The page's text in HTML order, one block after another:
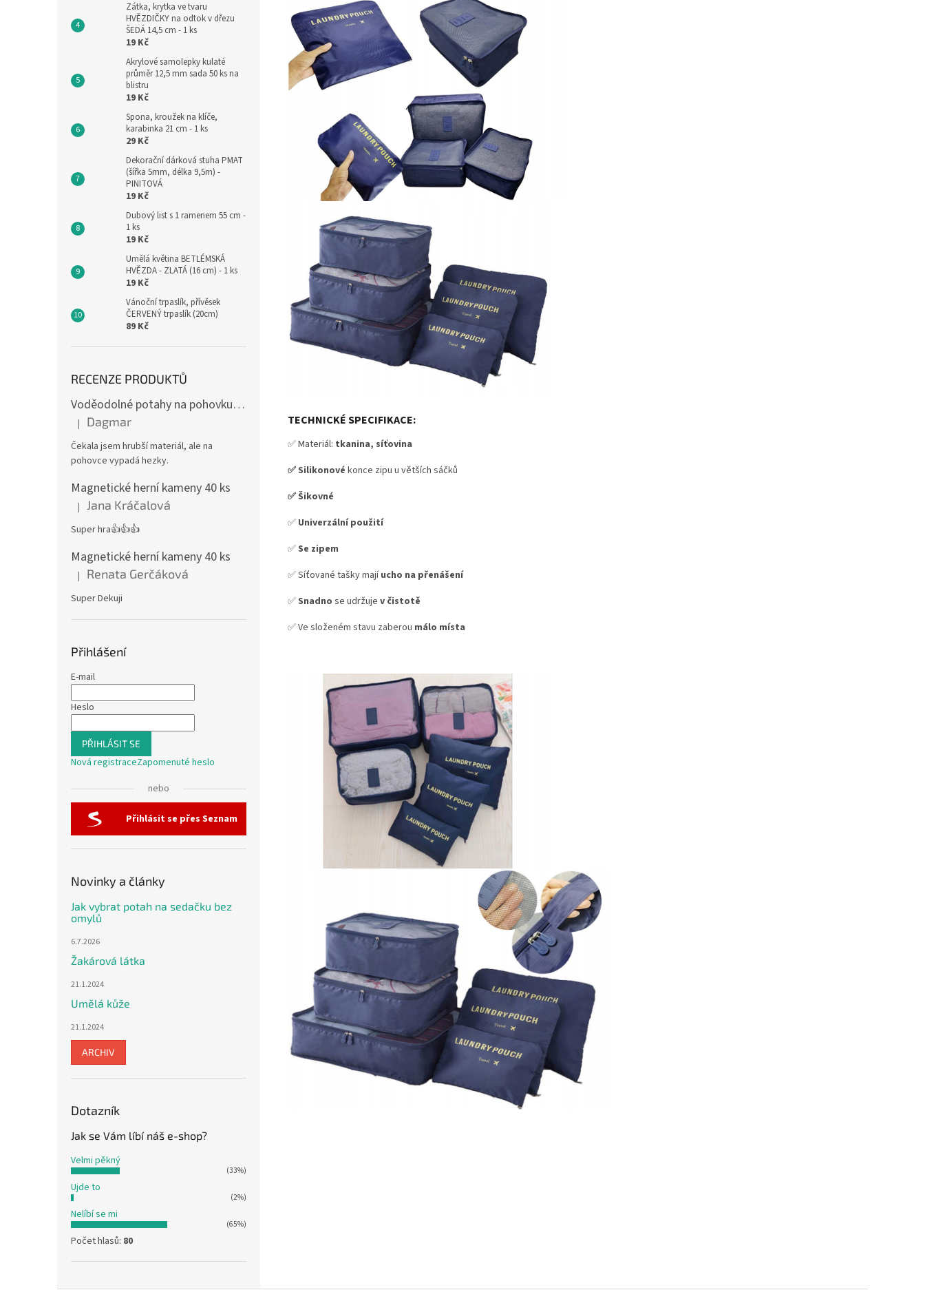
Zátka, krytka ve tvaru
HVĚZDIČKY na odtok v dřezu
ŠEDÁ 14,5 cm - 1 ks
19 Kč
Akrylové samolepky kulaté
průměr 12,5 mm sada 50 ks na
blistru
19 Kč
Spona, kroužek na klíče,
karabinka 21 cm - 1 ks
29 Kč
Dekorační dárková stuha PMAT
(šířka 5mm, délka 9,5m) -
PINITOVÁ
19 Kč
Dubový list s 1 ramenem 55 cm -
1 ks
19 Kč
Umělá květina BETLÉMSKÁ
HVĚZDA - ZLATÁ (16 cm) - 1 ks
19 Kč
Vánoční trpaslík, přívěsek
ČERVENÝ trpaslík (20cm)
89 Kč
RECENZE PRODUKTŮ
Voděodolné potahy na pohovku se vzorem
Hodnocení produktu je 4 z 5 hvězdiček.
| Dagmar
Čekala jsem hrubší materiál, ale na
pohovce vypadá hezky.
Magnetické herní kameny 40 ks
Hodnocení produktu je 5 z 5 hvězdiček.
| Jana Kráčalová
Super hra👍👍👍
Magnetické herní kameny 40 ks
Hodnocení produktu je 5 z 5 hvězdiček.
| Renata Gerčáková
Super Dekuji
Přihlášení
E-mail
Heslo
PŘIHLÁSIT SE
Nová registraceZapomenuté heslo
nebo
Přihlásit se přes Seznam
Novinky a články
Jak vybrat potah na sedačku bez
omylů
6.7.2026
Žakárová látka
21.1.2024
Umělá kůže
21.1.2024
ARCHIV
Dotazník
Jak se Vám líbí náš e-shop?
Velmi pěkný
(33%)
Ujde to
(2%)
Nelíbí se mi
(65%)
Počet hlasů: 80
TECHNICKÉ SPECIFIKACE:
✅ Materiál: tkanina, síťovina
✅ Silikonové konce zipu u větších sáčků
✅ Šikovné
✅ Univerzální použití
✅Se zipem
✅ Síťované tašky majíucho na přenášení
✅Snadno se udržuje v čistotě
✅ Ve složeném stavu zaberou málo místa